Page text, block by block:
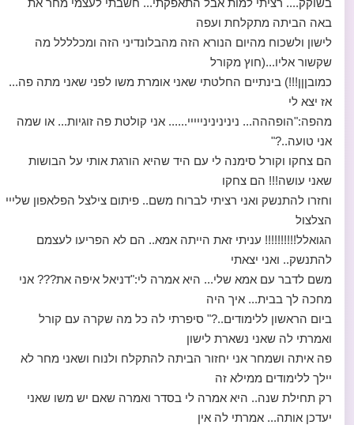
בשוקק.... רציתי למות אבל התאפקתי... חשבתי לעצמי מחר את
באה הביתה מתקלחת ועפה
לישון ולשכוח מהיום הנורא הזה מהבלונדיני הזה ומכלללל מה
שקשור אליו...(חוץ מקורל
כמובןןן!!!) בינתיים החלטתי שאני אומרת משו לפני שאני מתה פה...
אז יצא לי
מהפה:"הופההה... נינינינינייייי...... אני קולטת פה זוגיות... או שמה
אני טועה..?"
הם צחקו וקורל סימנה לי עם היד שהיא הורגת אותי על הבושות
שאני עושה!!! הם צחקו
וחזרו להתנשק ואני רציתי לברוח משם.. פיתום צילצל הפלאפון שלייי
הצלצול
הגואלל!!!!!!!!!! עניתי זאת הייתה אמא.. הם לא הפריעו לעצמם
להתנשק.. ואני יצאתי
משם לדבר עם אמא שלי... היא אמרה לי:"דניאל איפה את??? אני
מחכה לך בבית... איך היה
ביום הראשון ללימודים..?" סיפרתי לה כל מה שקרה עם קורל
ואמרתי לה שאני נשארת לישון
פה איתה ושמחר אני יחזור הביתה להתקלח ולנוח ושאני מחר לא
יילך ללימודים ממילא זה
רק תחילת שנה.. היא אמרה לי בסדר ואמרה שאם יש משו שאני
יעדכן אותה... אמרתי לה אין